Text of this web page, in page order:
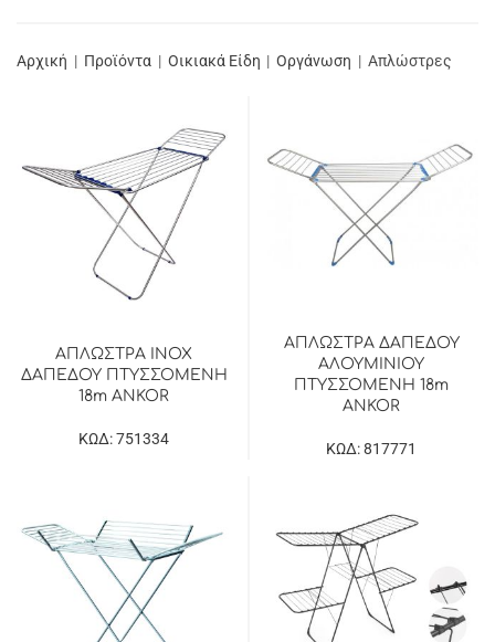
Αρχική Προϊόντα Οικιακά Είδη Οργάνωση Απλώστρες
ΑΠΛΩΣΤΡΑ INOX
ΔΑΠΕΔΟΥ ΠΤΥΣΣΟΜΕΝΗ
18m ANKOR
ΚΩΔ: 751334
ΑΠΛΩΣΤΡΑ ΔΑΠΕΔΟΥ
ΑΛΟΥΜΙΝΙΟΥ
ΠΤΥΣΣΟΜΕΝΗ 18m
ANKOR
ΚΩΔ: 817771